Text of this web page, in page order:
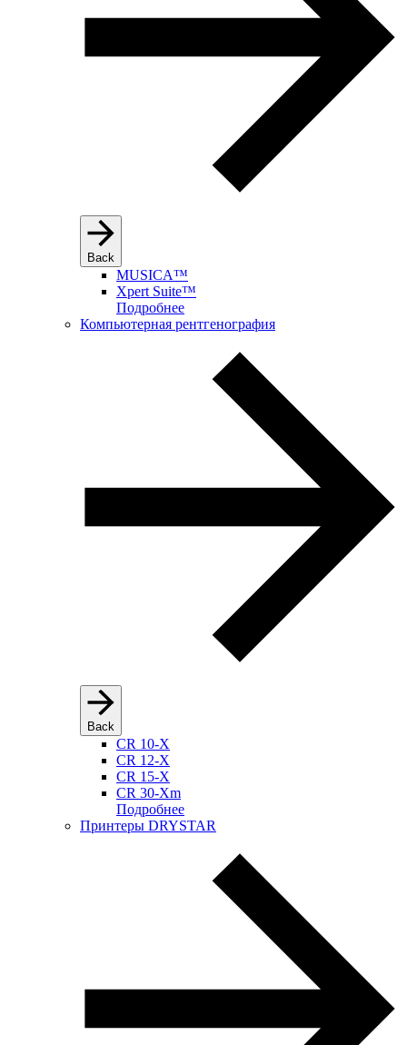
Back
MUSICA™
Xpert Suite™
Подробнее
Компьютерная рентгенография
Back
CR 10-X
CR 12-X
CR 15-X
CR 30-Xm
Подробнее
Принтеры DRYSTAR